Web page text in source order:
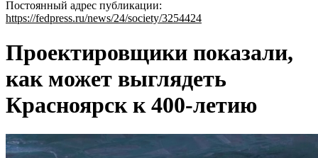
Постоянный адрес публикации:
https://fedpress.ru/news/24/society/3254424
Проектировщики показали,
как может выглядеть
Красноярск к 400-летию